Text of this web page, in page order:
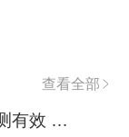
查看全部
「深度睡眠专用音乐」亲测有效 高效助眠